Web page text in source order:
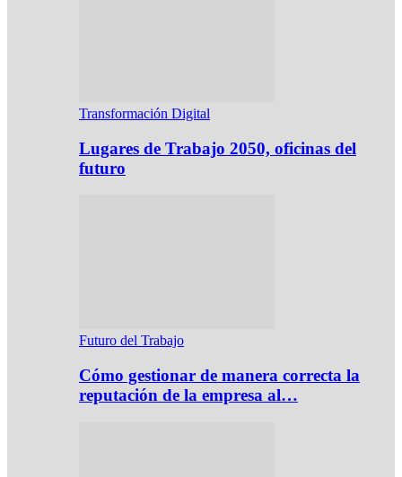
Transformación Digital
Lugares de Trabajo 2050, oficinas del
futuro
Futuro del Trabajo
Cómo gestionar de manera correcta la
reputación de la empresa al…